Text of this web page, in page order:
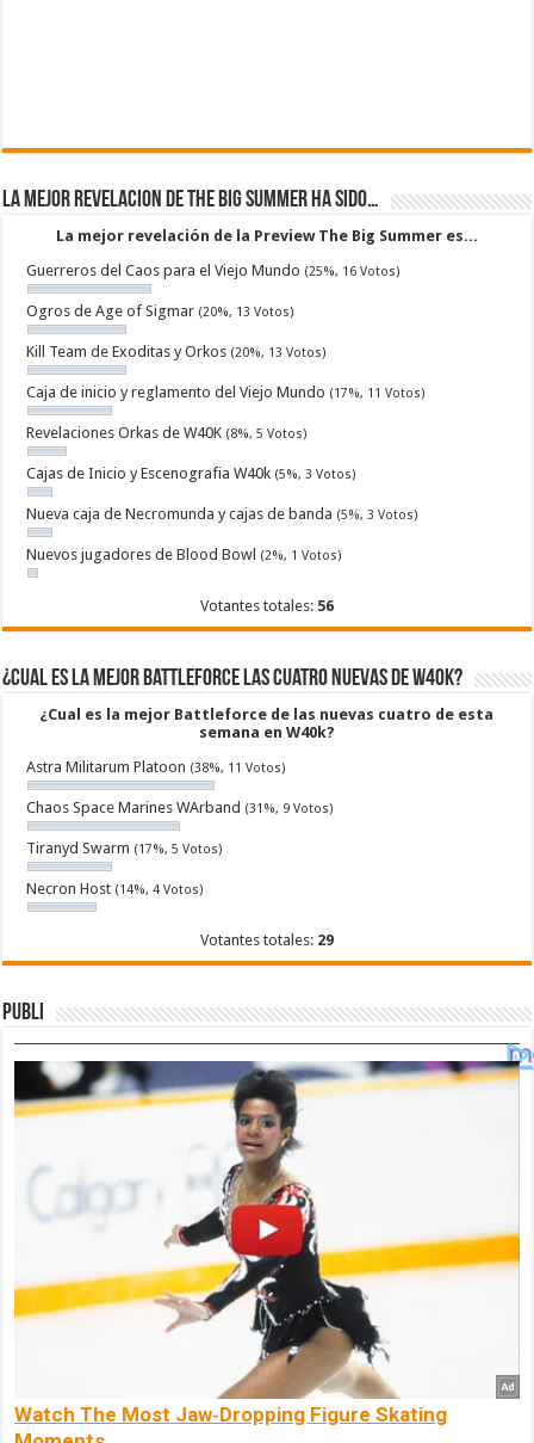
La mejor revelacion de The Big Summer ha sido…
La mejor revelación de la Preview The Big Summer es...
Guerreros del Caos para el Viejo Mundo (25%, 16 Votos)
Ogros de Age of Sigmar (20%, 13 Votos)
Kill Team de Exoditas y Orkos (20%, 13 Votos)
Caja de inicio y reglamento del Viejo Mundo (17%, 11 Votos)
Revelaciones Orkas de W40K (8%, 5 Votos)
Cajas de Inicio y Escenografia W40k (5%, 3 Votos)
Nueva caja de Necromunda y cajas de banda (5%, 3 Votos)
Nuevos jugadores de Blood Bowl (2%, 1 Votos)
Votantes totales: 56
¿Cual es la mejor Battleforce las cuatro nuevas de W40k?
¿Cual es la mejor Battleforce de las nuevas cuatro de esta
semana en W40k?
Astra Militarum Platoon (38%, 11 Votos)
Chaos Space Marines WArband (31%, 9 Votos)
Tiranyd Swarm (17%, 5 Votos)
Necron Host (14%, 4 Votos)
Votantes totales: 29
Publi
Watch The Most Jaw‑Dropping Figure Skating